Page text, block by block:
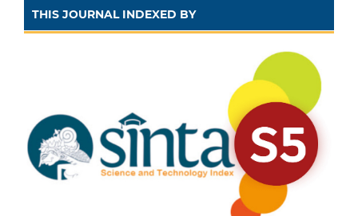
THIS JOURNAL INDEXED BY